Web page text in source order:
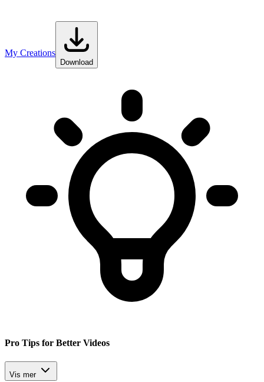
My Creations
Download
Pro Tips for Better Videos
Vis mer